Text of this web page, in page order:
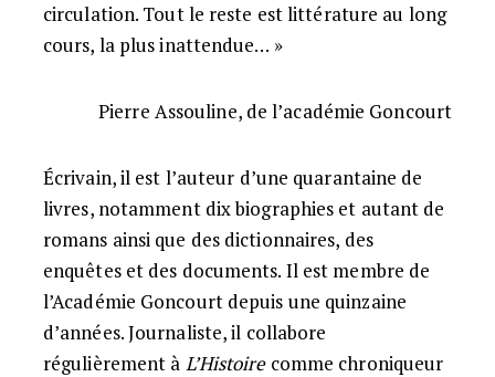
circulation. Tout le reste est littérature au long
cours, la plus inattendue… »
Pierre Assouline, de l’académie Goncourt
Écrivain, il est l’auteur d’une quarantaine de
livres, notamment dix biographies et autant de
romans ainsi que des dictionnaires, des
enquêtes et des documents. Il est membre de
l’Académie Goncourt depuis une quinzaine
d’années. Journaliste, il collabore
régulièrement à L’Histoirecomme chroniqueur